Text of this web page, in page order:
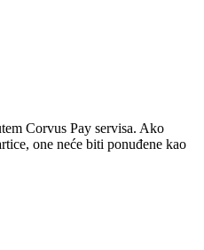
Corvus Pay servisa. Ako
one neće biti ponuđene kao